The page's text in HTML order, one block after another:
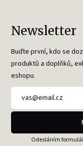
Newsletter
Buďte první, kdo se
produktů a doplňků,
eshopu.
Odesláním